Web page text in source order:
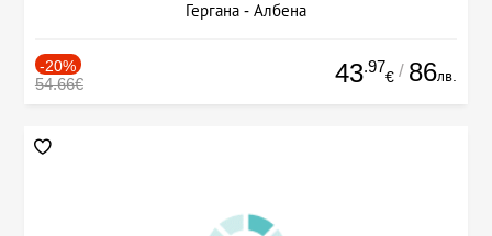
Гергана - Албена
-20%
54.66€ 43.97
€ / 86лв.